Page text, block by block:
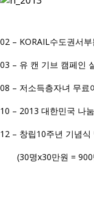
02 – KORAIL수도권서
03 – 유 캔 기브 캠페인
08 – 저소득층자녀 무료
10 – 2013 대한민국 나
12 – 창립10주년 기념
(30명x30만원 = 900